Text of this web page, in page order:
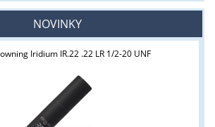
NOVINKY
Iridium IR.22 .22 LR 1/2-20 UNF